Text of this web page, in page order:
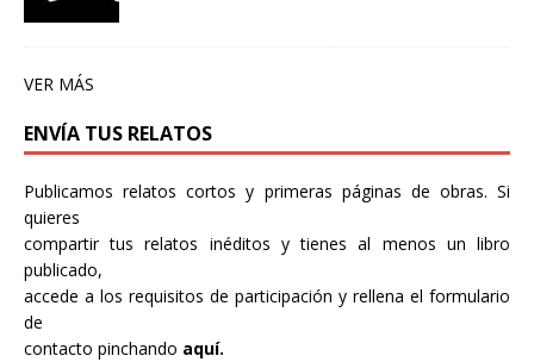
VER MÁS
ENVÍA TUS RELATOS
Publicamos relatos cortos y primeras páginas de obras. Si
quieres
compartir tus relatos inéditos y tienes al menos un libro
publicado,
accede a los requisitos de participación y rellena el formulario
de
contacto pinchando aquí.